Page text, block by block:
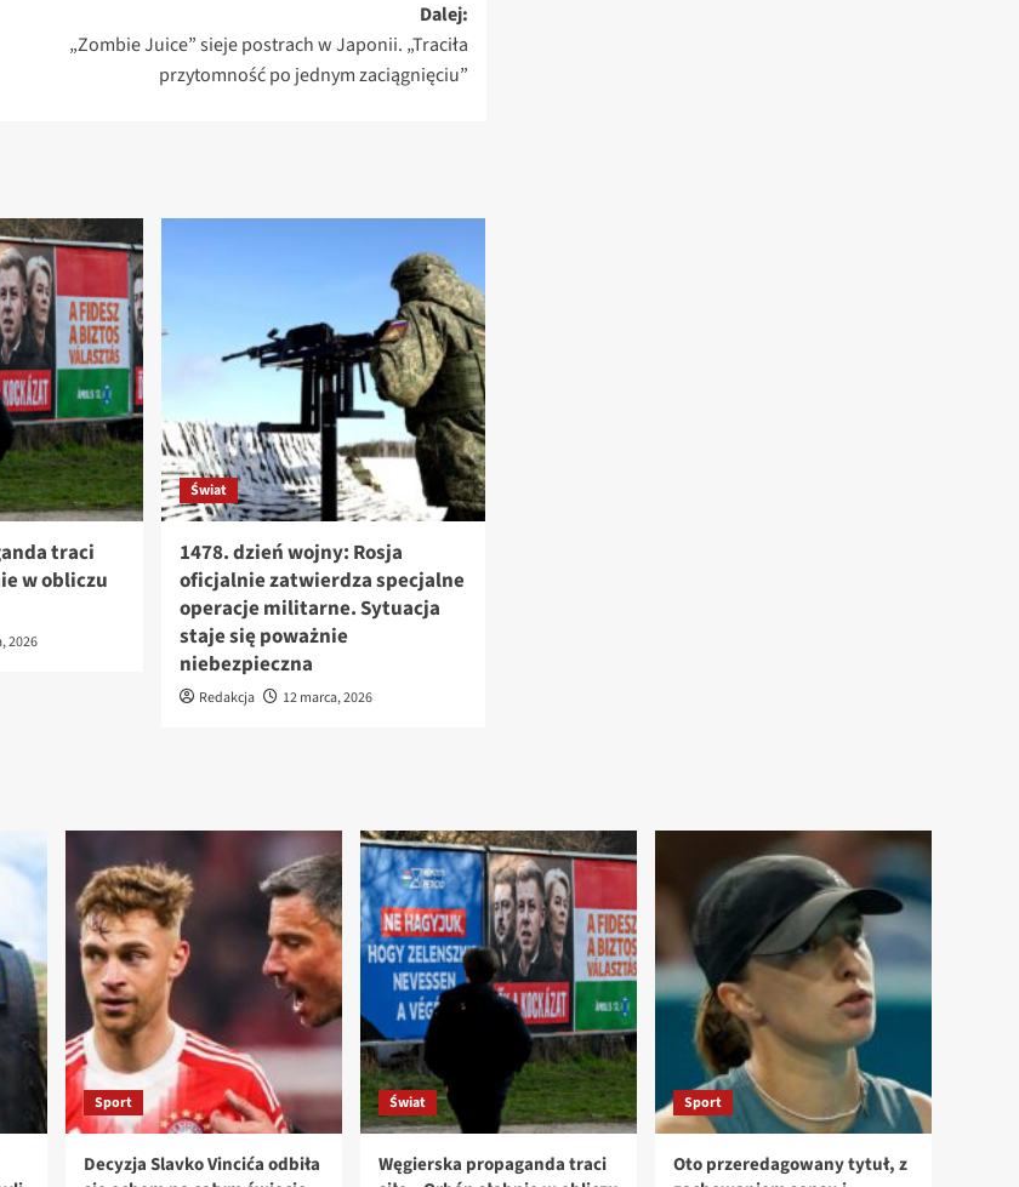
Dalej:
„Zombie Juice” sieje postrach w Japonii. „Traciła
przytomność po jednym zaciągnięciu”
traci
w obliczu
2026
Świat
1478. dzień wojny: Rosja
oficjalnie zatwierdza specjalne
operacje militarne. Sytuacja
staje się poważnie
niebezpieczna
Redakcja 12 marca, 2026
Sport
Decyzja Slavko Vincića odbiła
Świat
Węgierska propaganda traci
Sport
Oto przeredagowany tytuł, z